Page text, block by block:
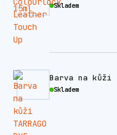
Skladem
Barva na kůži
Skladem